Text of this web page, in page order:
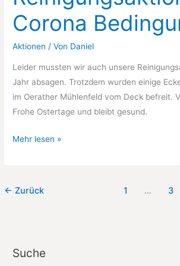
Corona
Aktionen / Von Daniel
Leider mussten wir auch unsere
Jahr absagen. Trotzdem wurden einige
im Oerather Mühlenfeld vom Deck befreit.
Frohe Ostertage und bleibt gesund.
Reinigungsaktion
Mehr lesen »
← Zurück 1 … 3
Suche